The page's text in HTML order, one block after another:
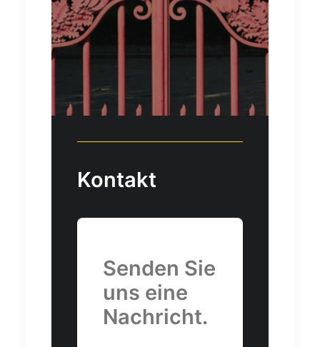
Kontakt
Senden Sie
uns eine
Nachricht.